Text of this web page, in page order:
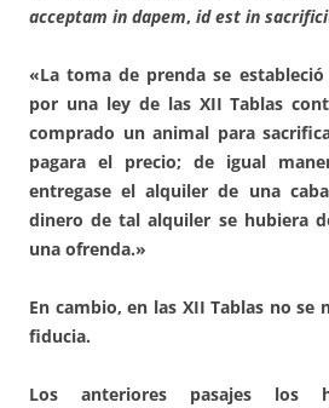
acceptam in dapem, id est in
«La toma de prenda se
por una ley de las XII Tablas
comprado un animal para
pagara el precio; de igual
entregase el alquiler de una
dinero de tal alquiler se hubiera
una ofrenda.»
En cambio, en las XII Tablas no se
fiducia.
Los anteriores pasajes